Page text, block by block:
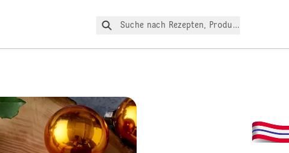
Suche nach Rezepten, Produkte, etc.